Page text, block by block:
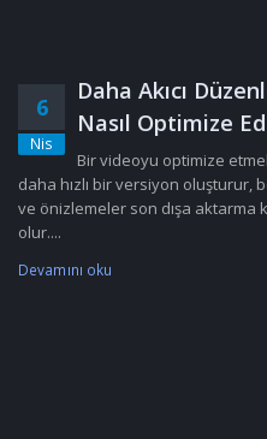
6
Nis
Daha Akıcı
Nasıl Optimize
Bir videoyu optimize
daha hızlı bir versiyon oluşturur,
ve önizlemeler son dışa aktarma
olur....
Devamını oku